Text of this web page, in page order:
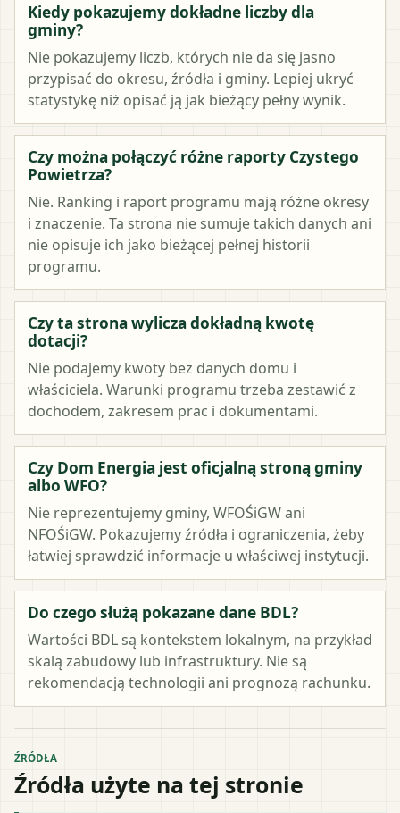
Kiedy pokazujemy dokładne liczby dla
gminy?
Nie pokazujemy liczb, których nie da się jasno
przypisać do okresu, źródła i gminy. Lepiej ukryć
statystykę niż opisać ją jak bieżący pełny wynik.
Czy można połączyć różne raporty Czystego
Powietrza?
Nie. Ranking i raport programu mają różne okresy
i znaczenie. Ta strona nie sumuje takich danych ani
nie opisuje ich jako bieżącej pełnej historii
programu.
Czy ta strona wylicza dokładną kwotę
dotacji?
Nie podajemy kwoty bez danych domu i
właściciela. Warunki programu trzeba zestawić z
dochodem, zakresem prac i dokumentami.
Czy Dom Energia jest oficjalną stroną gminy
albo WFO?
Nie reprezentujemy gminy, WFOŚiGW ani
NFOŚiGW. Pokazujemy źródła i ograniczenia, żeby
łatwiej sprawdzić informacje u właściwej instytucji.
Do czego służą pokazane dane BDL?
Wartości BDL są kontekstem lokalnym, na przykład
skalą zabudowy lub infrastruktury. Nie są
rekomendacją technologii ani prognozą rachunku.
ŹRÓDŁA
Źródła użyte na tej stronie